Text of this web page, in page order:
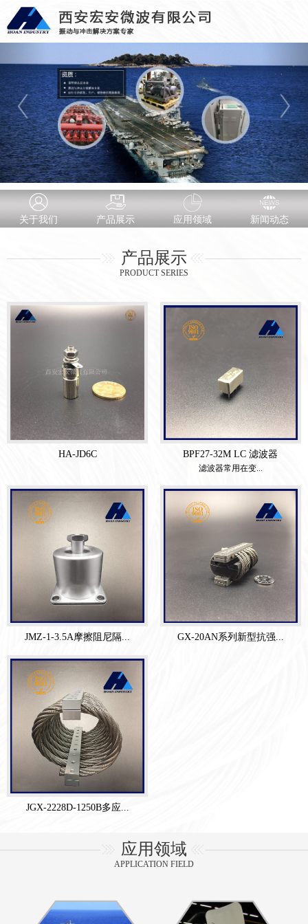
关于我们 产品展示 应用领域 新闻动态
产品展示
PRODUCT SERIES
HA-JD6C BPF27-32M LC 滤波器
滤波器常用在变...
JMZ-1-3.5A摩擦阻尼隔... GX-20AN系列新型抗强...
JGX-2228D-1250B多应...
应用领域
APPLICATION FIELD